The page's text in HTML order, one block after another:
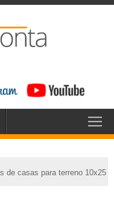
de casas para terreno 10x25